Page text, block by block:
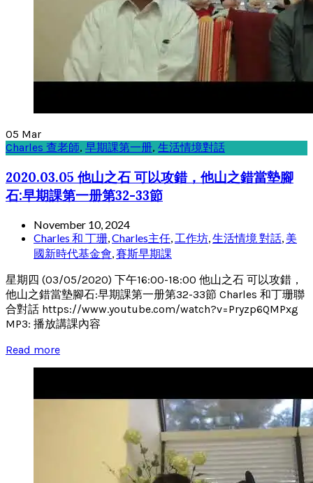
05 Mar
Charles 查老師, 早期課第一册, 生活情境對話
2020.03.05 他山之石 可以攻錯，他山之錯當墊腳
石:早期課第一册第32-33節
November 10, 2024
Charles 和 丁珊,Charles主任, 工作坊,生活情境 對話, 美
國新時代基金會,賽斯早期課
星期四 (03/05/2020) 下午16:00-18:00 他山之石 可以攻錯，
他山之錯當墊腳石:早期課第一册第32-33節 Charles 和丁珊聯
合對話 https://www.youtube.com/watch?v=Pryzp6QMPxg
MP3: 播放講課內容
Read more